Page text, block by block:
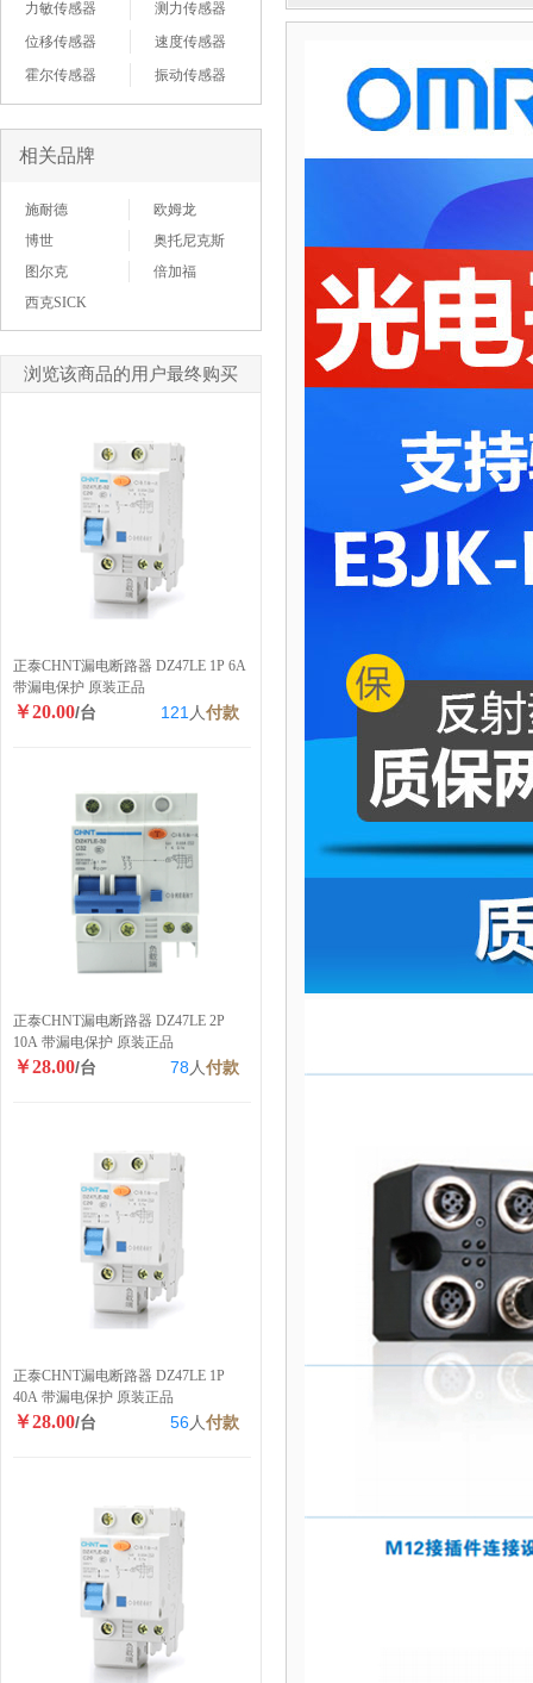
力敏传感器
测力传感器
位移传感器
速度传感器
霍尔传感器
振动传感器
相关品牌
施耐德
欧姆龙
博世
奥托尼克斯
图尔克
倍加福
西克SICK
浏览该商品的用户最终购买
正泰CHNT漏电断路器 DZ47LE 1P 6A
带漏电保护 原装正品
￥20.00/台 121 人付款
正泰CHNT漏电断路器 DZ47LE 2P
10A 带漏电保护 原装正品
￥28.00/台 78 人付款
正泰CHNT漏电断路器 DZ47LE 1P
40A 带漏电保护 原装正品
￥28.00/台 56人付款